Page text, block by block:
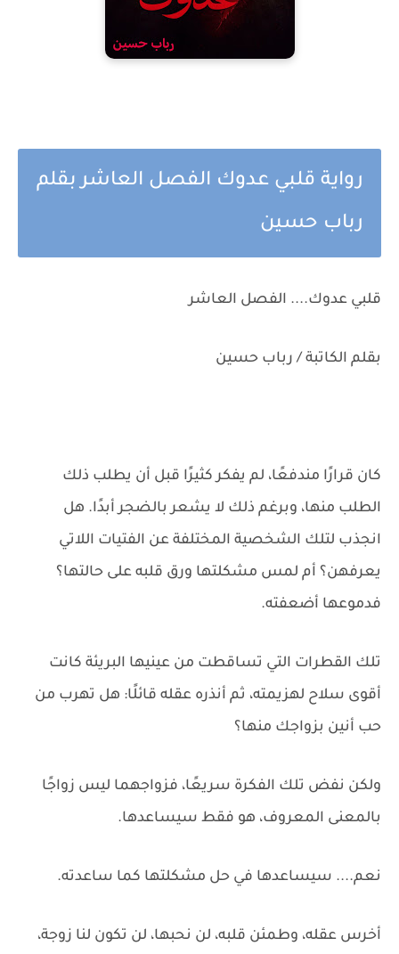
رواية قلبي عدوك الفصل العاشر بقلم
رباب حسين
قلبي عدوك.... الفصل العاشر
بقلم الكاتبة / رباب حسين
كان قرارًا مندفعًا، لم يفكر كثيرًا قبل أن يطلب ذلك
الطلب منها، وبرغم ذلك لا يشعر بالضجر أبدًا. هل
انجذب لتلك الشخصية المختلفة عن الفتيات اللاتي
يعرفهن؟ أم لمس مشكلتها ورق قلبه على حالتها؟
فدموعها أضعفته.
تلك القطرات التي تساقطت من عينيها البريئة كانت
أقوى سلاح لهزيمته، ثم أنذره عقله قائلًا: هل تهرب من
حب أنين بزواجك منها؟
ولكن نفض تلك الفكرة سريعًا، فزواجهما ليس زواجًا
بالمعنى المعروف، هو فقط سيساعدها.
نعم.... سيساعدها في حل مشكلتها كما ساعدته.
أخرس عقله، وطمئن قلبه، لن نحبها، لن تكون لنا زوجة،